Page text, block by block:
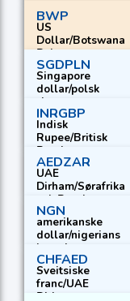
BWP
US
Dollar/Botswana
Pula
SGDPLN
Singapore
dollar/polsk
zloty
INRGBP
Indisk
Rupee/Britisk
Pund
AEDZAR
UAE
Dirham/Sørafrika
nsk Rand
NGN
amerikanske
dollar/nigerians
ke naira
CHFAED
Sveitsiske
franc/UAE
Dirham